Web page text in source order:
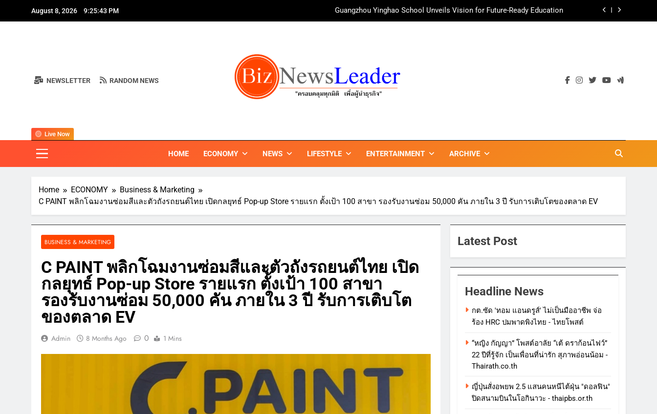
August 8, 2026 9:25:45 PM
AirAsia X SEE FAH พันธมิตรทางธุรกิจยาวนานกว่า 20 ปี ต่อยอดเสิร์ฟความอร่อย ยกเมนูระดับตำนาน “ข้าวหน้าไก่
บ้านหนองสองห้องจัดใหญ่ “แห่เทียนพรรษา – ผ้าป่าซาเล้งปลอดเหล้าเข้าพรรษา 2569” ชูพลังชุมชนสืบสานพุทธ
Guangzhou Yinghao School Unveils Vision for Future-Ready Education
AirAsia X SEE FAH พันธมิตรทางธุรกิจยาวนานกว่า 20 ปี ต่อยอดเสิร์ฟความอร่อย ยกเมนูระดับตำนาน “ข้าวหน้าไก่
NEWSLETTER RANDOM NEWS
HOME ECONOMY NEWS LIFESTYLE ENTERTAINMENT ARCHIVE
Live Now
Home ECONOMY
Business & Marketing
C PAINT พลิกโฉมงานซ่อมสีและตัวถังรถยนต์ไทย เปิดกลยุทธ์ Pop-up Store รายแรก ตั้งเป้า 100 สาขา รองรับงานซ่อม 50,000 คัน ภายใน 3 ปี รับการเติบโตของตลาด EV
BUSINESS & MARKETING
C PAINT พลิกโฉมงานซ่อมสีและตัวถังรถยนต์ไทย เปิด
กลยุทธ์ Pop-up Store รายแรก ตั้งเป้า 100 สาขา
รองรับงานซ่อม 50,000 คัน ภายใน 3 ปี รับการเติบโต
ของตลาด EV
Admin 8 Months Ago 0 1 Mins
Latest Post
Headline News
กต.ซัด 'ทอม แอนดรูส์' ไม่เป็นมืออาชีพ จ่อ
ร้อง HRC ปมพาดพิงไทย - ไทยโพสต์
“หญิง กัญญา” โพสต์อาลัย “เต้ ดราก้อนไฟว์”
22 ปีที่รู้จัก เป็นเพื่อนที่น่ารัก สุภาพอ่อนน้อม -
Thairath.co.th
ญี่ปุ่นสั่งอพยพ 2.5 แสนคนหนีไต้ฝุ่น "ดอลฟิน"
ปิดสนามบินในโอกินาวะ - thaipbs.or.th